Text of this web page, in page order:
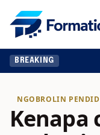
BREAKING
NGOBROLIN
Kenapa